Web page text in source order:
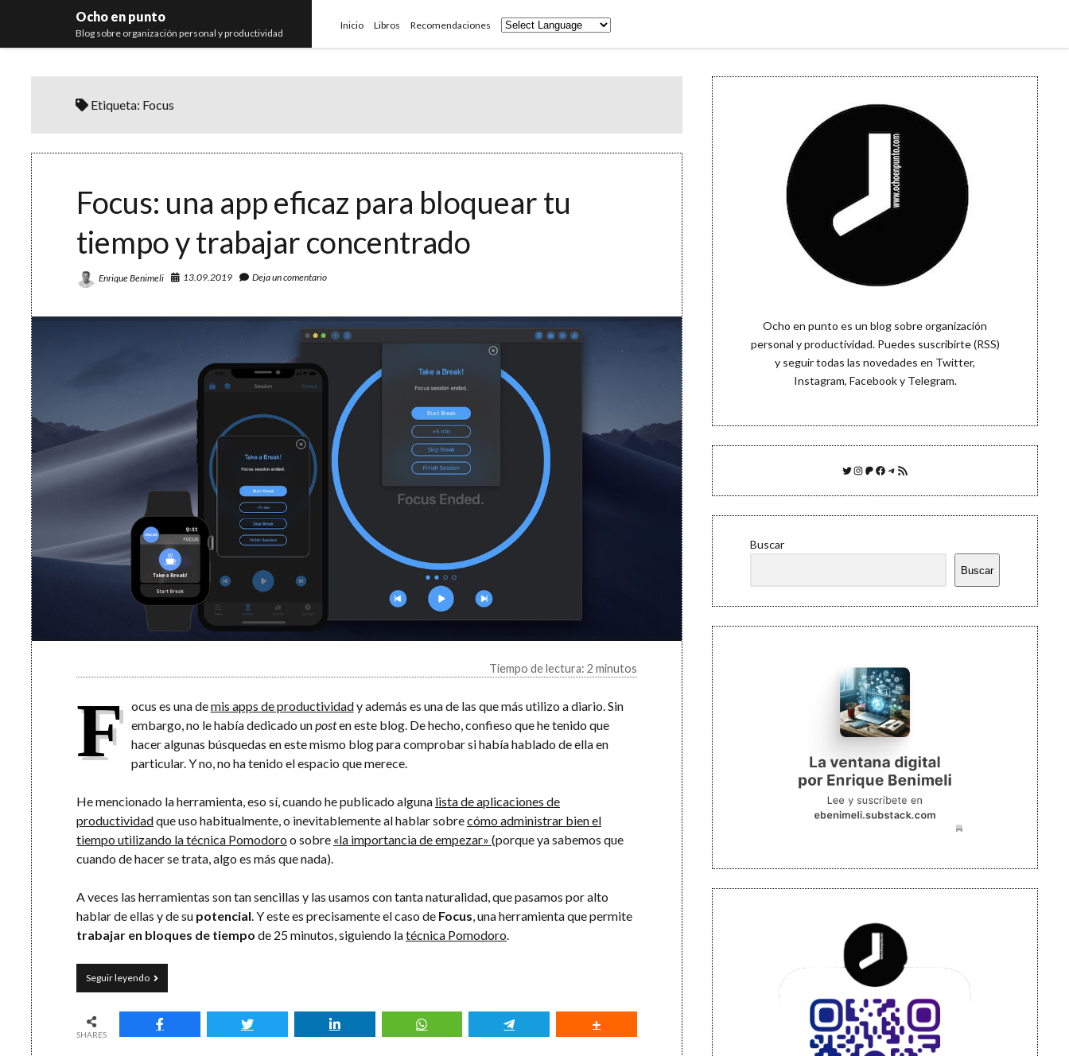
Ocho en punto
Blog sobre organización personal y productividad
Inicio Libros Recomendaciones
Etiqueta: Focus
Focus: una app eficaz para bloquear tu
tiempo y trabajar concentrado
Enrique Benimeli 13.09.2019 Deja un comentario
Tiempo de lectura: 2 minutos
F ocus es una demis apps de productividady además es una de las que más utilizo a diario. Sin
embargo, no le había dedicado unposten este blog. De hecho, confieso que he tenido que
hacer algunas búsquedas en este mismo blog para comprobar si había hablado de ella en
particular. Y no, no ha tenido el espacio que merece.
He mencionado la herramienta, eso sí, cuando he publicado alguna lista de aplicaciones de
productividadque uso habitualmente, o inevitablemente al hablar sobrecómo administrar bien el
tiempo utilizando la técnica Pomodoro o sobre «la importancia de empezar» (porque ya sabemos que
cuando de hacer se trata, algo es más que nada).
A veces las herramientas son tan sencillas y las usamos con tanta naturalidad, que pasamos por alto
hablar de ellas y de su potencial. Y este es precisamente el caso de Focus, una herramienta que permite
trabajar en bloques de tiempo de 25 minutos, siguiendo latécnica Pomodoro.
Seguir leyendoFocus:
una
eficaz
para
SHARES
Sidebar
Ocho en punto es un blog sobre organización
personal y productividad. Puedes suscribirte (RSS)
y seguir todas las novedades en Twitter,
Instagram, Facebooky Telegram.
Twitter
Instagram
Patreon
Facebook
Telegram
Feed RSS
Buscar
Buscar